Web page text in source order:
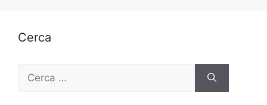
Cerca
Ricerca